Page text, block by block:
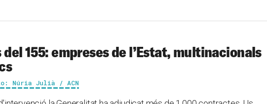
155: empreses de l’Estat, multinacionals
Núria Julià / ACN